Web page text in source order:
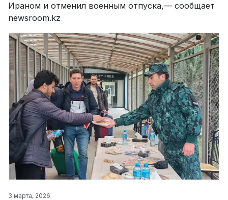
Ираном и отменил военным отпуска,— сообщает
newsroom.kz
3 марта, 2026